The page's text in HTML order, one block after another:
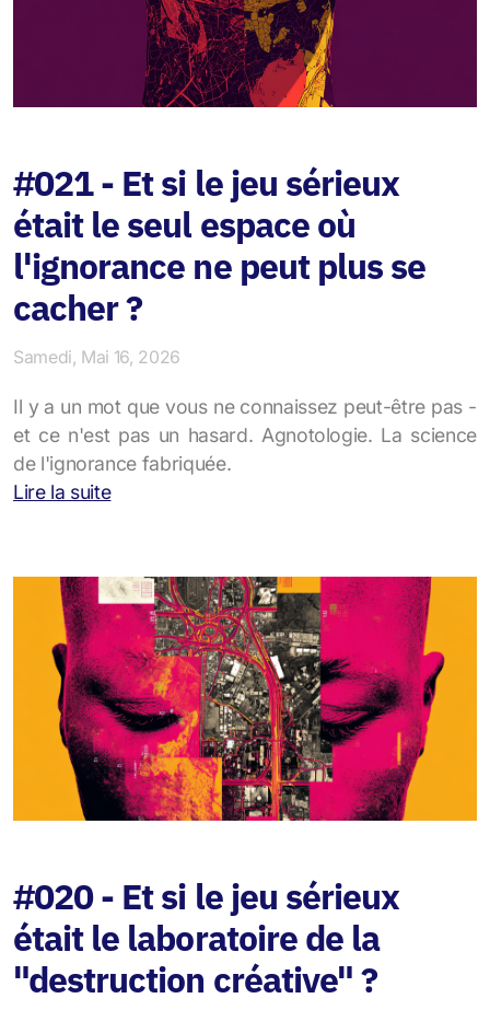
#021 - Et si le jeu sérieux
était le seul espace où
l'ignorance ne peut plus se
cacher ?
Samedi, Mai 16, 2026
Il y a un mot que vous ne connaissez peut-être pas -
et ce n'est pas un hasard. Agnotologie. La science
de l'ignorance fabriquée.
Lire la suite
#020 - Et si le jeu sérieux
était le laboratoire de la
"destruction créative" ?